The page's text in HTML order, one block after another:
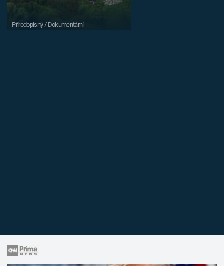
Přírodopisný / Dokumentární